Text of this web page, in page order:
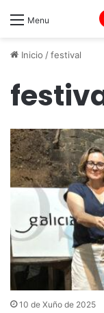
Menu
Inicio /festival
10 de Xuño de 2025